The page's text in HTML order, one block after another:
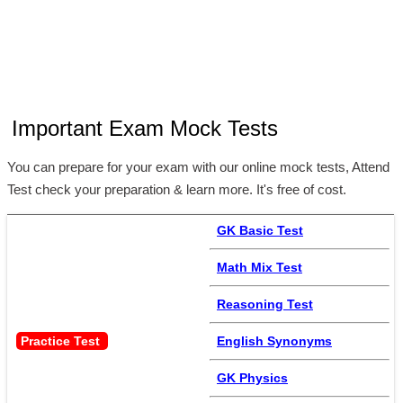
Important Exam Mock Tests
You can prepare for your exam with our online mock tests, Attend
Test check your preparation & learn more. It's free of cost.
Practice Test
GK Basic Test
Math Mix Test
Reasoning Test
English Synonyms
GK Physics